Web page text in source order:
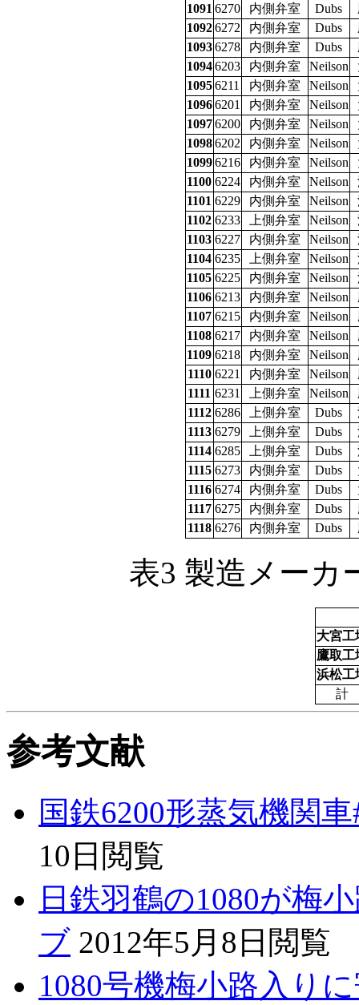
1091 6270 内側弁室 Dubs
1092 6272 内側弁室 Dubs
1093 6278 内側弁室 Dubs
1094 6203 内側弁室 Neilson
1095 6211 内側弁室 Neilson
1096 6201 内側弁室 Neilson
1097 6200 内側弁室 Neilson
1098 6202 内側弁室 Neilson
1099 6216 内側弁室 Neilson
1100 6224 内側弁室 Neilson
1101 6229 内側弁室 Neilson
1102 6233 上側弁室 Neilson
1103 6227 内側弁室 Neilson
1104 6235 上側弁室 Neilson
1105 6225 内側弁室 Neilson
1106 6213 内側弁室 Neilson
1107 6215 内側弁室 Neilson
1108 6217 内側弁室 Neilson
1109 6218 内側弁室 Neilson
1110 6221 内側弁室 Neilson
1111 6231 上側弁室 Neilson
1112 6286 上側弁室 Dubs
1113 6279 上側弁室 Dubs
1114 6285 上側弁室 Dubs
1115 6273 内側弁室 Dubs
1116 6274 内側弁室 Dubs
1117 6275 内側弁室 Dubs
1118 6276 内側弁室 Dubs
表3 製造メーカ
大宮工
鷹取工
浜松工
計
参考文献
国鉄6200形蒸気機関
10日閲覧
日鉄羽鶴の1080が梅
ブ 2012年5月8日閲覧
1080号機梅小路入り